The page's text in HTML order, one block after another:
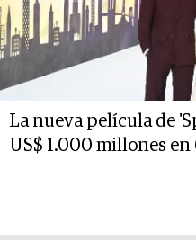
La nueva película de
US$ 1.000 millones en